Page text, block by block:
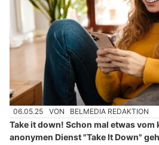
06.05.25 VON BELMEDIA REDAKTION
Take it down! Schon mal etwas vom
anonymen Dienst "Take It Down"